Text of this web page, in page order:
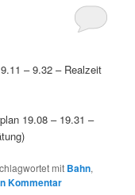
– 9.32 – Realzeit
19.08 – 19.31 –
mit Bahn,
Kommentar